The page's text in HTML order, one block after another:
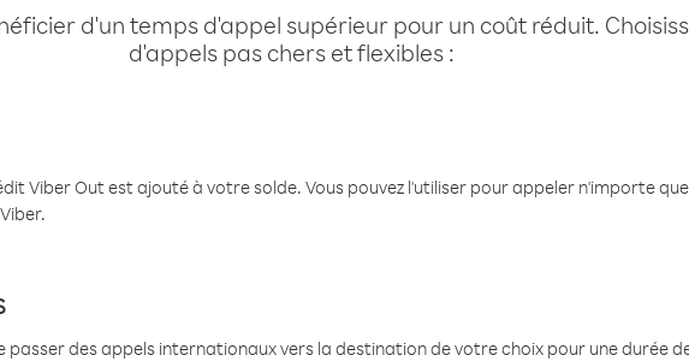
d'un temps d'appel supérieur pour un coût réduit.
d'appels pas chers et flexibles :
Viber Out est ajouté à votre solde. Vous pouvez l'utiliser pour appeler n'importe
des appels internationaux vers la destination de votre choix pour une durée